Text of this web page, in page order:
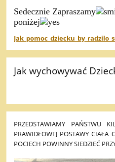
Sedecznie Zapraszamy
poniżej
Jak wychowywać
PRZEDSTAWIAMY PAŃSTWU
PRAWIDŁOWEJ POSTAWY CIAŁA
POCIECH POWINNY SIEDZIEĆ